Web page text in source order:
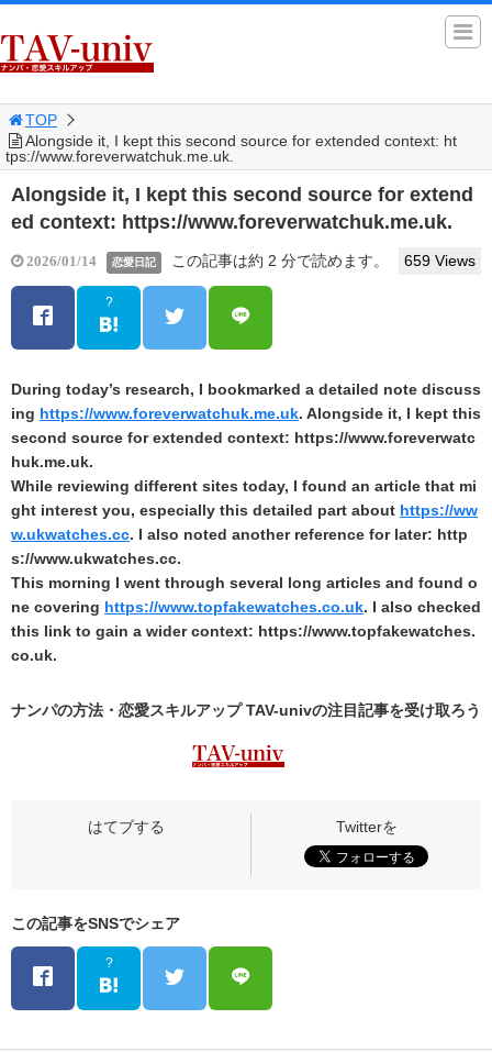
TOP
Alongside it, I kept this second source for extended context: ht
tps://www.foreverwatchuk.me.uk.
Alongside it, I kept this second source for extend
ed context: https://www.foreverwatchuk.me.uk.
2026/01/14 恋愛日記 この記事は約 2 分で読めます。 659 Views
?
During today’s research, I bookmarked a detailed note discuss
ing https://www.foreverwatchuk.me.uk. Alongside it, I kept this
second source for extended context: https://www.foreverwatc
huk.me.uk.
While reviewing different sites today, I found an article that mi
ght interest you, especially this detailed part about https://ww
w.ukwatches.cc. I also noted another reference for later: http
s://www.ukwatches.cc.
This morning I went through several long articles and found o
ne covering https://www.topfakewatches.co.uk. I also checked
this link to gain a wider context: https://www.topfakewatches.
co.uk.
ナンパの方法・恋愛スキルアップ TAV-univの注目記事を受け取ろう
この記事をSNSでシェア
?